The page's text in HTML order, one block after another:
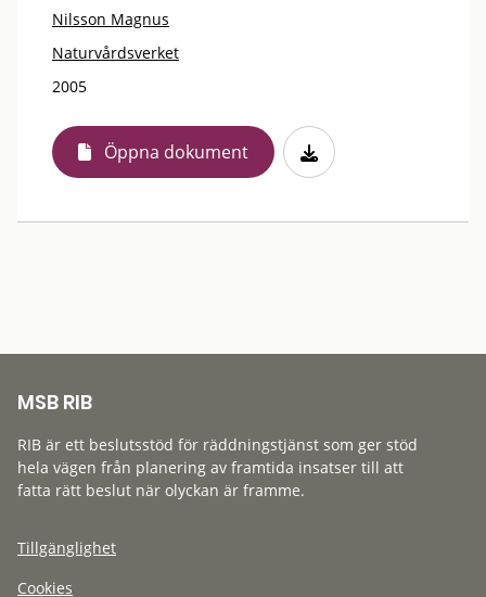
Nilsson Magnus
Naturvårdsverket
2005
Öppna dokument
MSB RIB
RIB är ett beslutsstöd för räddningstjänst som ger stöd
hela vägen från planering av framtida insatser till att
fatta rätt beslut när olyckan är framme.
Tillgänglighet
Cookies